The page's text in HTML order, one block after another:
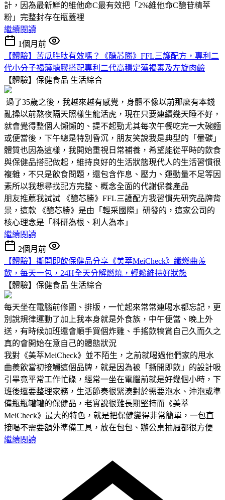
計，因為最新鮮的維他命C最有效把「2%維他命C醣苷精萃
粉」完整封存在瓶蓋裡
繼續閱讀
1個月前
【體驗】苦瓜胜肽有效嗎？《醣芯勝》FFL三護配方，專利二
代小分子褐藻糖膠搭配專利二代高穩定藻褐素及左旋肉鹼
【體驗】保健食品 生活綜合
過了35歲之後，我越來越有感覺，身體不像以前那麼有本錢
亂操以前熬夜隔天照樣生龍活虎，現在只要連續幾天睡不好，
就會覺得整個人懶懶的、提不起勁尤其每次午餐吃完一大碗麵
或便當後，下午總是特別昏沉，朋友笑說我是典型的「暈碳」
體質也因為這樣，我開始重視日常補養，希望能從平時的飲食
與保健品搭配做起，維持良好的生活狀態現代人的生活習慣很
複雜，不只是飲食問題，還包含作息、壓力、運動量不足等因
素所以我想尋找配方完整、概念全面的代謝保養產品
朋友推薦我試試 《醣芯勝》FFL三護配方我習慣先研究品牌背
景，這款 《醣芯勝》是由「輕采國際」研發的，這家公司的
核心理念是「科研為根、利人為本」
繼續閱讀
2個月前
【體驗】撕開即飲保健品分享《美萃MeiCheck》纖燃曲羨
飲，每天一包，24H全天分解燃燒，輕鬆維持好狀態
【體驗】保健食品 生活綜合
每天坐在電腦前修圖、排版，一忙起來常常連喝水都忘記，更
別說規律運動了加上我本身就是外食族，中午便當、晚上外
送，有時候加班還會順手買個炸雞、手搖飲犒賞自己久而久之
真的會開始在意自己的體態狀況
我對《美萃MeiCheck》並不陌生，之前就喝過他們家的甩水
曲羨飲當初接觸這個品牌，就是因為被「撕開即飲」的設計吸
引畢竟平常工作忙碌，經常一坐在電腦前就是好幾個小時，下
班後還要整理家務，生活節奏很緊湊對於需要泡水、沖泡或準
備瓶瓶罐罐的保健品，老實說很難長期堅持而《美萃
MeiCheck》最大的特色，就是把保健變得非常簡單，一包直
接喝不需要額外準備工具，放在包包、辦公桌抽屜都很方便
繼續閱讀